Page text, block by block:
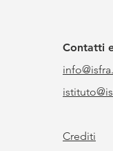
Contatti
Crediti